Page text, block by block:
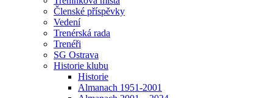
Členské příspěvky
Vedení
Trenérská rada
Trenéři
SG Ostrava
Historie klubu
Historie
Almanach 1951-2001